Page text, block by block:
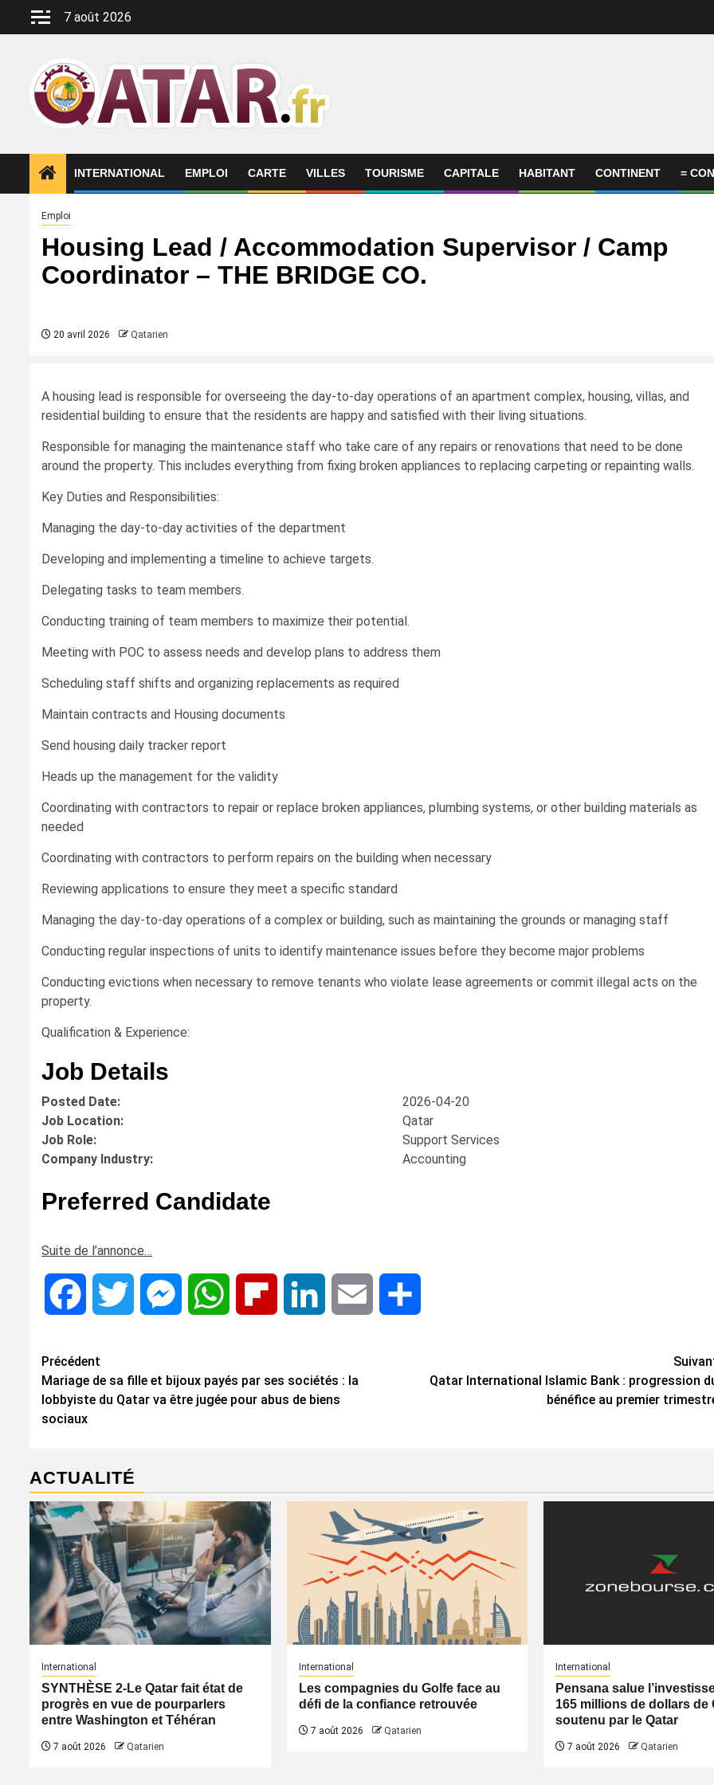
7 août 2026
INTERNATIONAL EMPLOI CARTE VILLES TOURISME CAPITALE HABITANT CONTINENT =
Emploi
Housing Lead / Accommodation Supervisor / Camp
Coordinator – THE BRIDGE CO.
20 avril 2026 Qatarien
A housing lead is responsible for overseeing the day-to-day operations of an apartment complex, housing, villas, and
residential building to ensure that the residents are happy and satisfied with their living situations.
Responsible for managing the maintenance staff who take care of any repairs or renovations that need to be done
around the property. This includes everything from fixing broken appliances to replacing carpeting or repainting walls.
Key Duties and Responsibilities:
Managing the day-to-day activities of the department
Developing and implementing a timeline to achieve targets.
Delegating tasks to team members.
Conducting training of team members to maximize their potential.
Meeting with POC to assess needs and develop plans to address them
Scheduling staff shifts and organizing replacements as required
Maintain contracts and Housing documents
Send housing daily tracker report
Heads up the management for the validity
Coordinating with contractors to repair or replace broken appliances, plumbing systems, or other building materials as
needed
Coordinating with contractors to perform repairs on the building when necessary
Reviewing applications to ensure they meet a specific standard
Managing the day-to-day operations of a complex or building, such as maintaining the grounds or managing staff
Conducting regular inspections of units to identify maintenance issues before they become major problems
Conducting evictions when necessary to remove tenants who violate lease agreements or commit illegal acts on the
property.
Qualification & Experience:
Job Details
Posted Date:
2026-04-20
Job Location:
Qatar
Job Role:
Support Services
Company Industry:
Accounting
Preferred Candidate
Suite de l’annonce…
Facebook Twitter MessengerWhatsApp Flipboard LinkedIn Email
Navigation
d’article
Précédent
Mariage de sa fille et bijoux payés par ses sociétés : la
lobbyiste du Qatar va être jugée pour abus de biens
sociaux
Qatar International Islamic Bank : progression
bénéfice au premier
ACTUALITÉ
International
SYNTHÈSE 2-Le Qatar fait état de
progrès en vue de pourparlers
entre Washington et Téhéran
7 août 2026 Qatarien
International
Les compagnies du Golfe face au
défi de la confiance retrouvée
7 août 2026 Qatarien
International
Pensana salue
165 millions de dollars de
soutenu par le Qatar
7 août 2026 Qatarien